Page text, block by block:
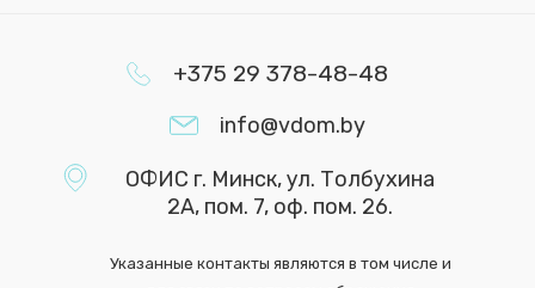
+375 29 378-48-48
info@vdom.by
ОФИС г. Минск, ул. Толбухина
2А, пом. 7, оф. пом. 26.
Указанные контакты являются в том числе и